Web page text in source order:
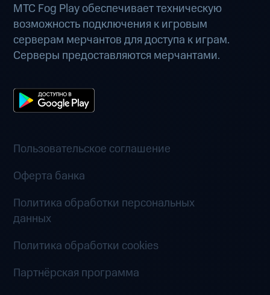
МТС Fog Play обеспечивает техническую
возможность подключения к игровым
серверам мерчантов для доступа к играм.
Серверы предоставляются мерчантами.
Пользовательское соглашение
Оферта банка
Политика обработки персональных
данных
Политика обработки cookies
Партнёрская программа